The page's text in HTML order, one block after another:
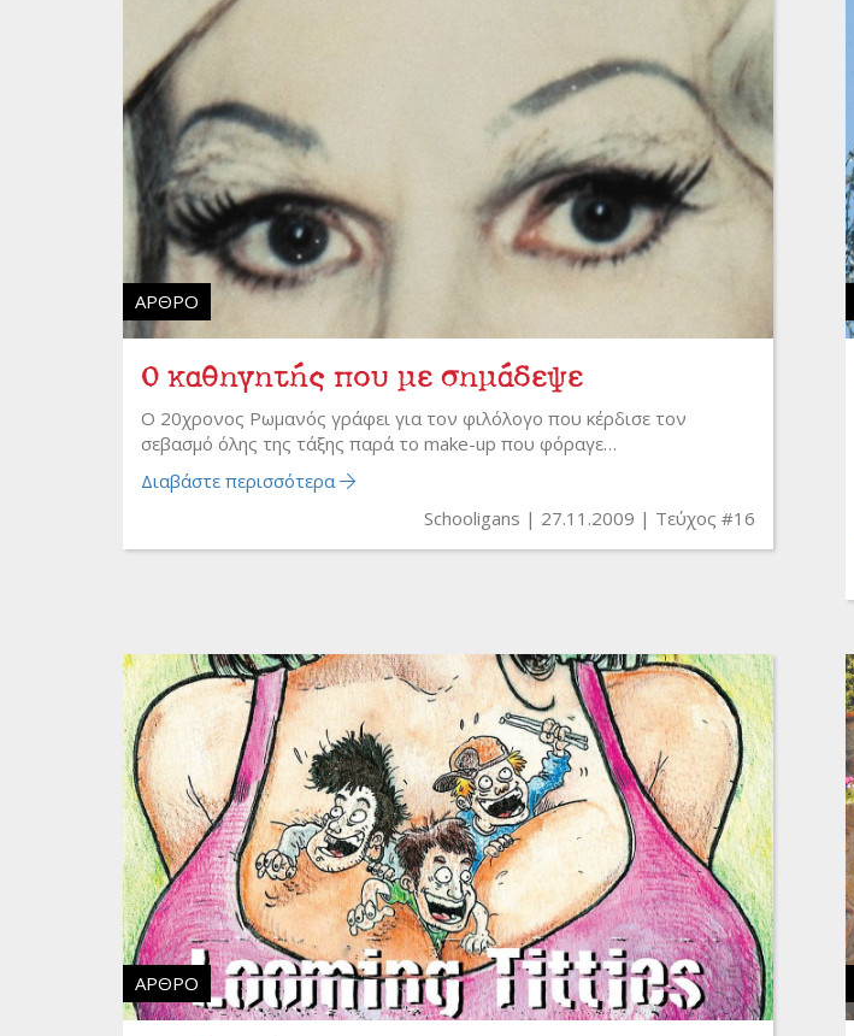
ΆΡΘΡΟ
Ο καθηγητής που με σημάδεψε
Ο 20χρονος Ρωμανός γράφει για τον φιλόλογο που κέρδισε τον
σεβασμό όλης της τάξης παρά το make-up που φόραγε…
Διαβάστε περισσότερα
Schooligans
27.11.2009 Τεύχος #16
ΆΡΘΡΟ